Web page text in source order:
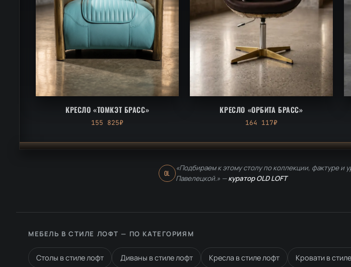
КРЕСЛО «ТОМКЭТ БРАСС»
155 825₽
КРЕСЛО «ОРБИТА БРАСС»
164 117₽
OL
«Подбираем к этому столу по коллекции, фактуре и
Павелецкой.» —куратор OLD LOFT
МЕБЕЛЬ В СТИЛЕ ЛОФТ — ПО КАТЕГОРИЯМ
Столы в стиле лофт Диваны в стиле лофт Кресла в стиле лофт Кровати в